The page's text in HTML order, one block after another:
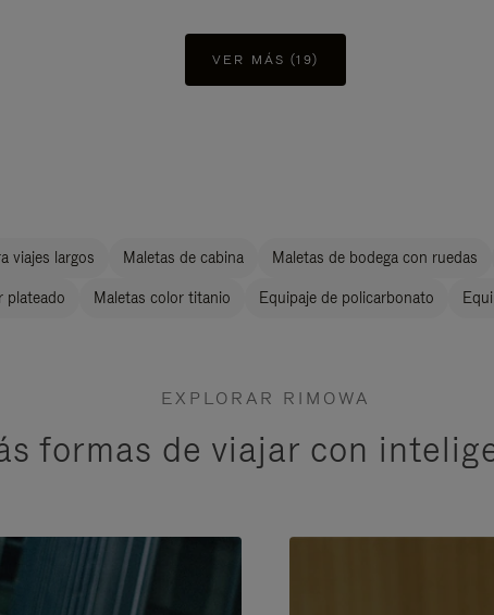
VER MÁS (19)
viajes largos Maletas de cabina Maletas de bodega con ruedas
plateado Maletas color titanio Equipaje de policarbonato
EXPLORAR RIMOWA
formas de viajar con